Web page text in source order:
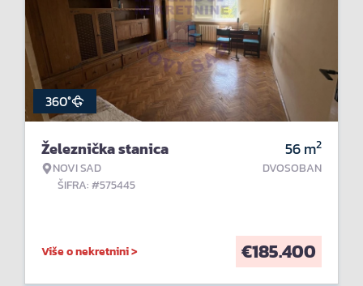
360°
Železnička stanica
NOVI SAD
ŠIFRA: #575445
56m2
DVOSOBAN
Više o nekretnini > €185.400